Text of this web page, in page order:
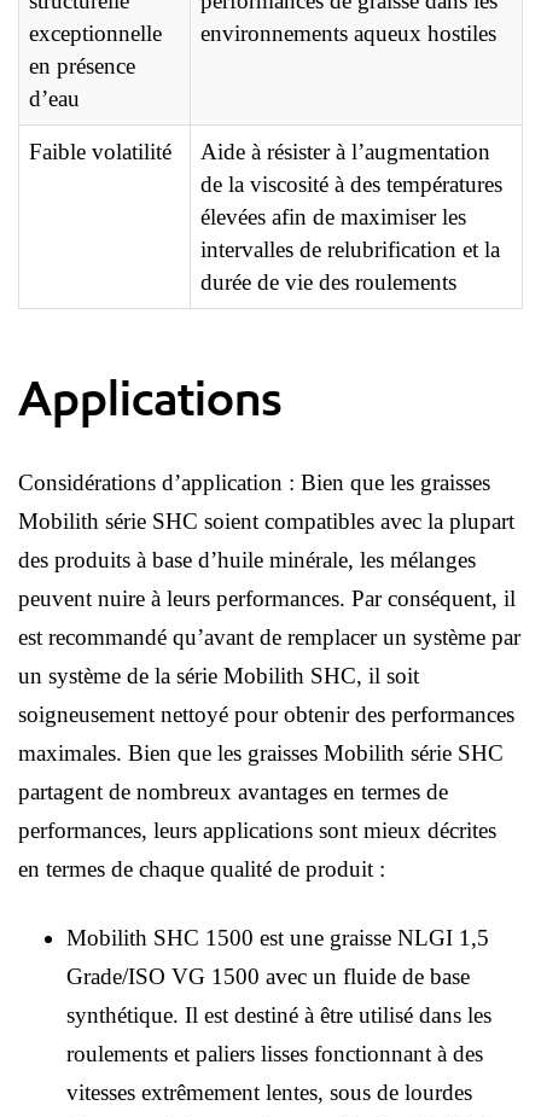
exceptionnelle
en présence
d’eau
environnements aqueux hostiles
Faible volatilité
Aide à résister à l’augmentation
de la viscosité à des températures
élevées afin de maximiser les
intervalles de relubrification et la
durée de vie des roulements
Applications
Considérations d’application : Bien que les graisses
Mobilith série SHC soient compatibles avec la plupart
des produits à base d’huile minérale, les mélanges
peuvent nuire à leurs performances. Par conséquent, il
est recommandé qu’avant de remplacer un système par
un système de la série Mobilith SHC, il soit
soigneusement nettoyé pour obtenir des performances
maximales. Bien que les graisses Mobilith série SHC
partagent de nombreux avantages en termes de
performances, leurs applications sont mieux décrites
en termes de chaque qualité de produit :
Mobilith SHC 1500 est une graisse NLGI 1,5
Grade/ISO VG 1500 avec un fluide de base
synthétique. Il est destiné à être utilisé dans les
roulements et paliers lisses fonctionnant à des
vitesses extrêmement lentes, sous de lourdes